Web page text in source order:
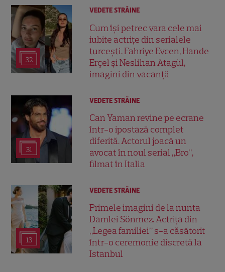
32
VEDETE STRĂINE
Cum își petrec vara cele mai
iubite actrițe din serialele
turcești. Fahriye Evcen, Hande
Erçel și Neslihan Atagül,
imagini din vacanță
31
VEDETE STRĂINE
Can Yaman revine pe ecrane
într-o ipostază complet
diferită. Actorul joacă un
avocat în noul serial „Bro”,
filmat în Italia
13
VEDETE STRĂINE
Primele imagini de la nunta
Damlei Sönmez. Actrița din
„Legea familiei” s-a căsătorit
într-o ceremonie discretă la
Istanbul